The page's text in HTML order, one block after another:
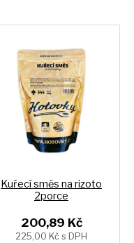
Kuřecí směs na rizoto
2porce
200,89 Kč
225,00 Kč s DPH